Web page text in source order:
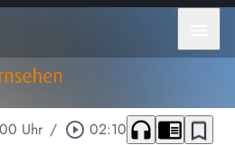
Uhr / play_circle_outline 02:10 headphones chrome_reader_mode bookmark_border